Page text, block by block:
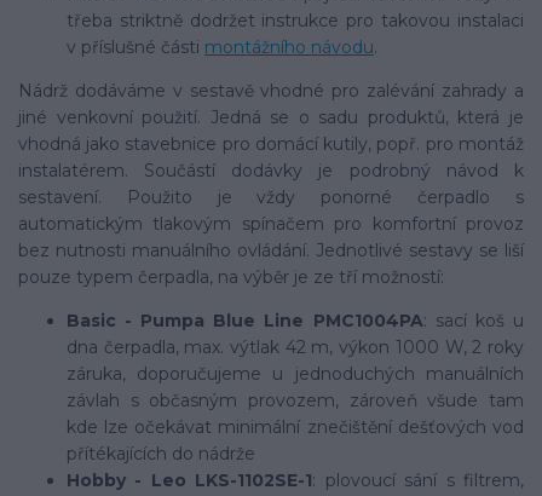
třeba striktně dodržet instrukce pro takovou instalaci
v příslušné části montážního návodu.
Nádrž dodáváme v sestavě vhodné pro zalévání zahrady a
jiné venkovní použití. Jedná se o sadu produktů, která je
vhodná jako stavebnice pro domácí kutily, popř. pro montáž
instalatérem. Součástí dodávky je podrobný návod k
sestavení. Použito je vždy ponorné čerpadlo s
automatickým tlakovým spínačem pro komfortní provoz
bez nutnosti manuálního ovládání. Jednotlivé sestavy se liší
pouze typem čerpadla, na výběr je ze tří možností:
Basic - Pumpa Blue Line PMC1004PA: sací koš u
dna čerpadla, max. výtlak 42 m, výkon 1000 W, 2 roky
záruka, doporučujeme u jednoduchých manuálních
závlah s občasným provozem, zároveň všude tam
kde lze očekávat minimální znečištění dešťových vod
přítékajících do nádrže
Hobby - Leo LKS-1102SE-1: plovoucí sání s filtrem,